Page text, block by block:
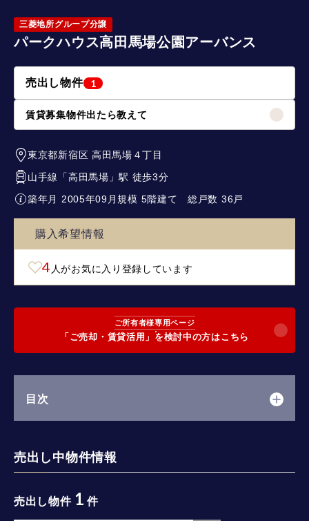
三菱地所グループ分譲
パークハウス高田馬場公園アーバンス
売出し物件 1
賃貸募集物件出たら教えて
東京都新宿区 高田馬場４丁目
山手線
「高田馬場 」駅 徒歩3分
築年月 2005年09月規模 5階建て総戸数 36戸
購入希望情報
4 人がお気に入り登録しています
ご所有者様専用ページ
「ご売却・賃貸活用」を検討中の方はこちら
目次
売出し中物件情報
売出し物件 1 件